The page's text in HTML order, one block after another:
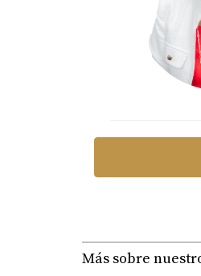
Para encontrar
especialización
experiencia de
Más sobre